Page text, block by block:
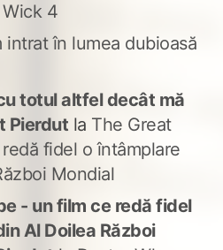
4
intrat în lumea dubioasă
totul altfel decât mă
Pierdut la The Great
fidel o întâmplare
Mondial
- un film ce redă fidel
Al Doilea Război